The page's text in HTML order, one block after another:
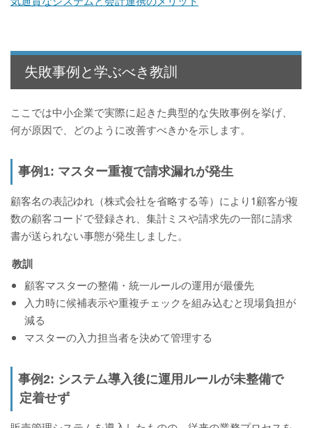
失敗事例と学ぶべき教訓
ここでは中小企業で実際に起きた典型的な失敗事例を挙げ、
何が原因で、どのように改善すべきかを示します。
事例1: マスター重複で請求漏れが発生
顧客名の表記ゆれ（株式会社を省略する等）により1顧客が複
数の顧客コードで登録され、集計ミスや請求先の一部に請求
書が送られない事態が発生しました。
教訓
顧客マスターの整備・統一ルールの運用が最優先
入力時に候補表示や重複チェックを組み込むと現場負担が
減る
マスターの入力担当者を決めて管理する
事例2: システム導入後に運用ルールが未整備で
定着せず